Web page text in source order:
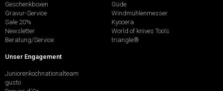
Geschenkboxen
Gravur-Service
Sale 20%
Newsletter
Beratung/Service
Güde
Windmühlenmesser
Kyocera
World of knives Tools
triangle®
Unser Engagement
Juniorenkochnationalteam
gusto